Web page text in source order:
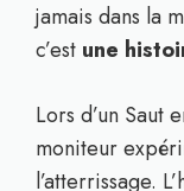
jamais dans la
c’est une
Lors d’un Saut
moniteur
l’atterrissage.